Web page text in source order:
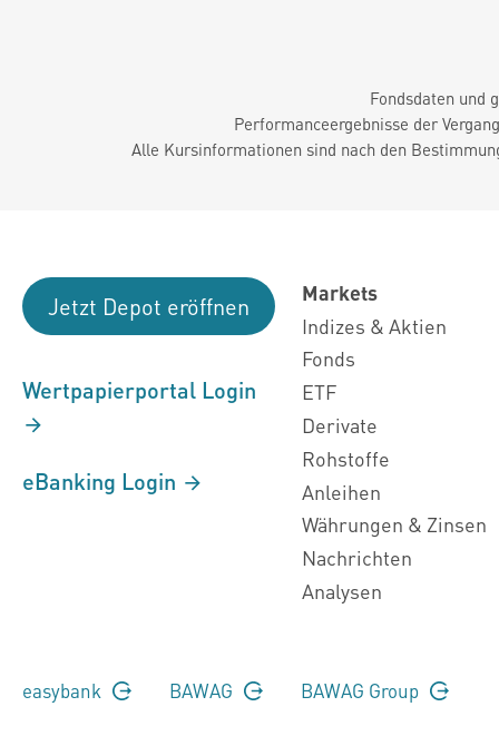
Fondsdaten und
Performanceergebnisse der
Alle Kursinformationen sind nach den
Jetzt Depot eröffnen
Wertpapierportal Login
eBanking Login
Markets
Indizes & Aktien
Fonds
ETF
Derivate
Rohstoffe
Anleihen
Währungen & Zinsen
Nachrichten
Analysen
easybank BAWAG BAWAG Group